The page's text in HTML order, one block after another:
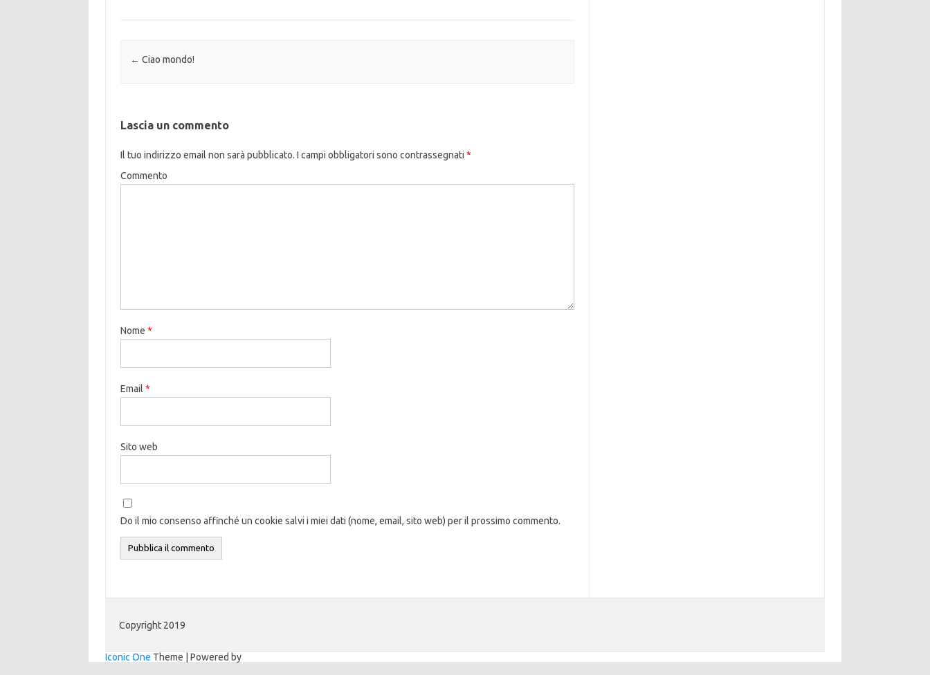
Navigazione articolo
← Ciao mondo!
Lascia un commento
Il tuo indirizzo email non sarà pubblicato. I campi obbligatori sono contrassegnati *
Commento
Nome *
Email *
Sito web
Do il mio consenso affinché un cookie salvi i miei dati (nome, email, sito web) per il prossimo commento.
Copyright 2019
Iconic One Theme | Powered by